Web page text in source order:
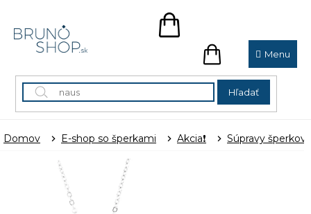
obsah
Hľadať
NÁKUPNÝ
NÁKUPNÝ
KOŠÍK
Domov E-shop so šperkami Akcia❗ Súpravy šperkov